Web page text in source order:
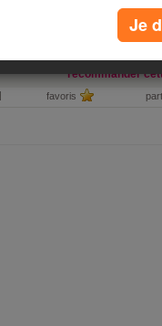
recommander
favoris
Je